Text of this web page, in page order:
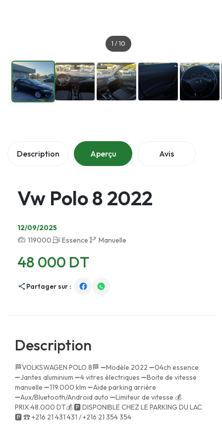
1 / 10
Description Aperçu Avis
Vw Polo 8 2022
12/09/2025
119000
Essence Manuelle
48 000 DT
Partager sur :
Description
🏁VOLKSWAGEN POLO 8🏁 ➖Modèle 2022 ➖04ch essence
➖Jantes aluminium ➖4 vitres électriques ➖Boite de vitesse
manuelle ➖119.000 klm ➖Aide parking arrière
➖Aux/Bluetooth/Android auto ➖Limiteur de vitesse 💰
PRIX:48.000 DT💰 🅿 DISPONIBLE CHEZ LE PARKING DU LAC
🅿 ☎ +216 21 431 431 / +216 21 354 354